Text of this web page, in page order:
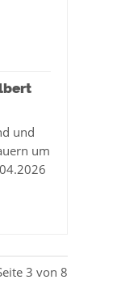
und
um
3 von 8